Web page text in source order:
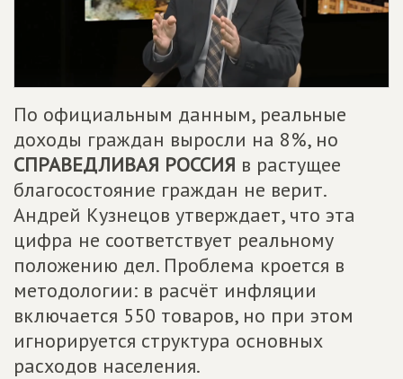
По официальным данным, реальные
доходы граждан выросли на 8%, но
СПРАВЕДЛИВАЯ РОССИЯ в растущее
благосостояние граждан не верит.
Андрей Кузнецов утверждает, что эта
цифра не соответствует реальному
положению дел. Проблема кроется в
методологии: в расчёт инфляции
включается 550 товаров, но при этом
игнорируется структура основных
расходов населения.